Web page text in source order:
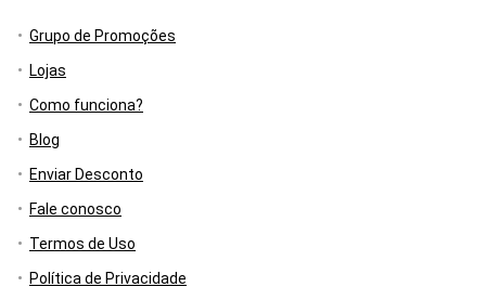
Grupo de Promoções
Lojas
Como funciona?
Blog
Enviar Desconto
Fale conosco
Termos de Uso
Política de Privacidade